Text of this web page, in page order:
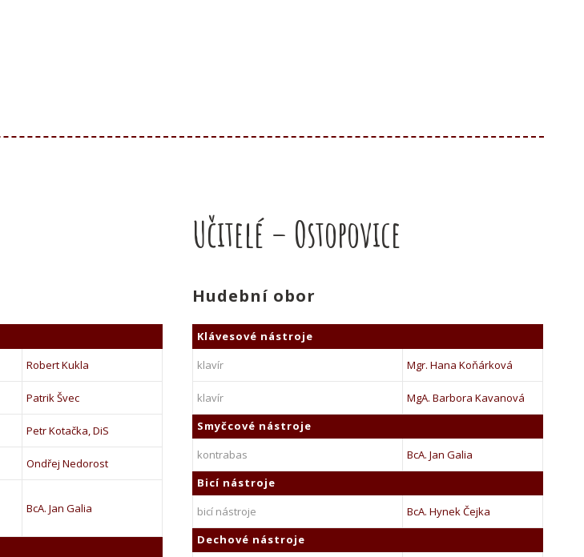
Robert Kukla
Patrik Švec
Petr Kotačka, DiS
Ondřej Nedorost
BcA. Jan Galia
Učitelé – Ostopovice
Hudební obor
Klávesové nástroje
klavír
Mgr. Hana Koňárková
klavír
MgA. Barbora Kavanová
Smyčcové nástroje
kontrabas
BcA. Jan Galia
Bicí nástroje
bicí nástroje
BcA. Hynek Čejka
Dechové nástroje